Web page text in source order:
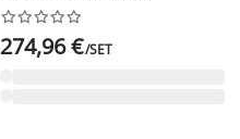






274,96 €/SET